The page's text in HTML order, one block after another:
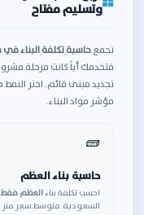
وتسليم مفتاح
تجمعحاسبة تكلفة البناء في
فتخدمك أياً كانت مرحلة
تجديد مبنى قائم. اختر
مؤشر مواد البناء.
🧱
حاسبة بناء العظم
احسب تكلفة بناءالعظم فقط
السعودية. متوسط سعر متر